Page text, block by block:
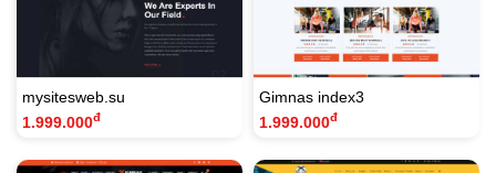
mysitesweb.su
1.999.000đ
Gimnas index3
1.999.000đ